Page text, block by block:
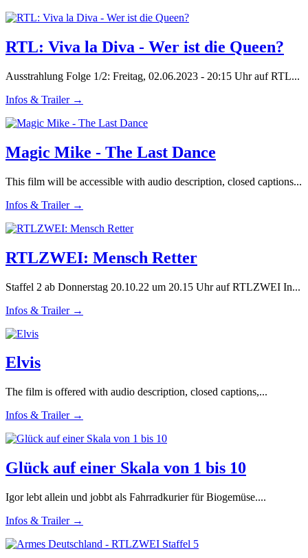
RTL: Viva la Diva - Wer ist die Queen?
Ausstrahlung Folge 1/2: Freitag, 02.06.2023 - 20:15 Uhr auf RTL...
Infos & Trailer →
Magic Mike - The Last Dance
This film will be accessible with audio description, closed captions...
Infos & Trailer →
RTLZWEI: Mensch Retter
Staffel 2 ab Donnerstag 20.10.22 um 20.15 Uhr auf RTLZWEI In...
Infos & Trailer →
Elvis
The film is offered with audio description, closed captions,...
Infos & Trailer →
Glück auf einer Skala von 1 bis 10
Igor lebt allein und jobbt als Fahrradkurier für Biogemüse....
Infos & Trailer →